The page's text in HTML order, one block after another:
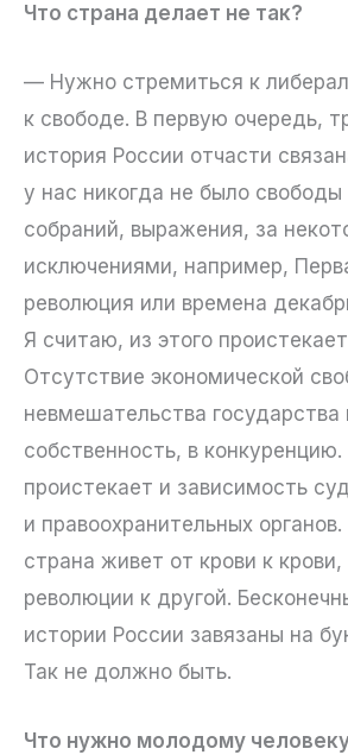
Что страна делает не так?
— Нужно стремиться к
к свободе. В первую очередь,
история России отчасти
у нас никогда не было
собраний, выражения, за
исключениями, например,
революция или времена
Я считаю, из этого
Отсутствие экономической
невмешательства государства
собственность, в
проистекает и зависимость
и правоохранительных
страна живет от крови к
революции к другой.
истории России завязаны на
Так не должно быть.
Что нужно молодому